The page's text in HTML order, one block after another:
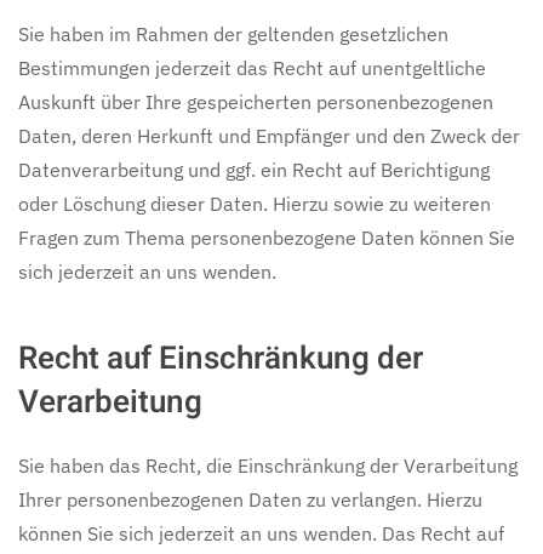
Sie haben im Rahmen der geltenden gesetzlichen
Bestimmungen jederzeit das Recht auf unentgeltliche
Auskunft über Ihre gespeicherten personenbezogenen
Daten, deren Herkunft und Empfänger und den Zweck der
Datenverarbeitung und ggf. ein Recht auf Berichtigung
oder Löschung dieser Daten. Hierzu sowie zu weiteren
Fragen zum Thema personenbezogene Daten können Sie
sich jederzeit an uns wenden.
Recht auf Einschränkung der
Verarbeitung
Sie haben das Recht, die Einschränkung der Verarbeitung
Ihrer personenbezogenen Daten zu verlangen. Hierzu
können Sie sich jederzeit an uns wenden. Das Recht auf